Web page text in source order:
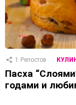
1 Репостов
Пасха
годами и